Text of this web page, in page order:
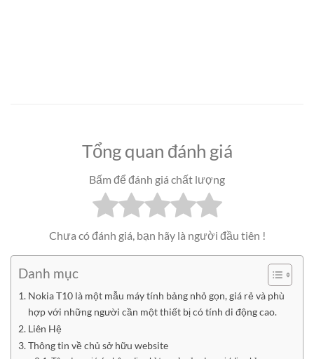
Tổng quan đánh giá
Bấm để đánh giá chất lượng
Chưa có đánh giá, bạn hãy là người đầu tiên !
Danh mục
Nokia T10 là một mẫu máy tính bảng nhỏ gọn, giá rẻ và phù
hợp với những người cần một thiết bị có tính di động cao.
Liên Hệ
Thông tin về chủ sở hữu website